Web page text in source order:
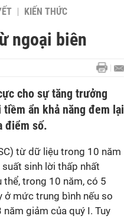
KIẾN THỨC
ngoại biên
cho sự tăng trưởng
ẩn khả năng đem lại
điểm số.
từ dữ liệu trong 10 năm
sinh lời thấp nhất
trong 10 năm, có 5
ở mức trung bình nếu so
giảm của quý I. Tuy